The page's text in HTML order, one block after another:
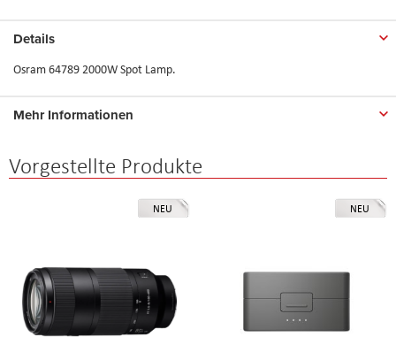
Details
Osram 64789 2000W Spot Lamp.
Mehr Informationen
Vorgestellte Produkte
NEU NEU